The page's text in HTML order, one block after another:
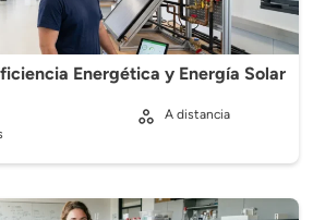
Energética y Energía Solar
A distancia